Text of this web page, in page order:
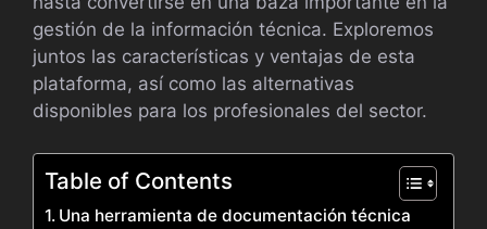
gestión de la información técnica. Exploremos
juntos las características y ventajas de esta
plataforma, así como las alternativas
disponibles para los profesionales del sector.
Table of Contents
Una herramienta de documentación técnica